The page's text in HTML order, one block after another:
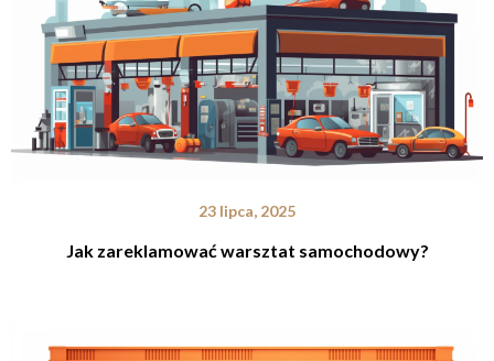
23 lipca, 2025
Jak zareklamować warsztat samochodowy?